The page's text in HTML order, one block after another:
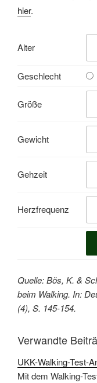
hier.
Alter
Geschlecht
Größe
Gewicht
Gehzeit
Herzfrequenz
Quelle: Bös, K. &
beim Walking. In:
(4), S. 145-154.
Verwandte
UKK-Walking-Test-
Mit dem Walking-